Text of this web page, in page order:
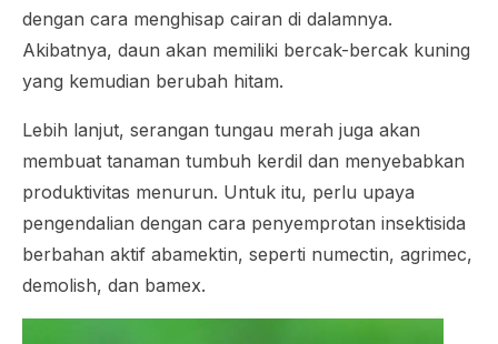
dengan cara menghisap cairan di dalamnya.
Akibatnya, daun akan memiliki bercak-bercak kuning
yang kemudian berubah hitam.
Lebih lanjut, serangan tungau merah juga akan
membuat tanaman tumbuh kerdil dan menyebabkan
produktivitas menurun. Untuk itu, perlu upaya
pengendalian dengan cara penyemprotan insektisida
berbahan aktif abamektin, seperti numectin, agrimec,
demolish, dan bamex.